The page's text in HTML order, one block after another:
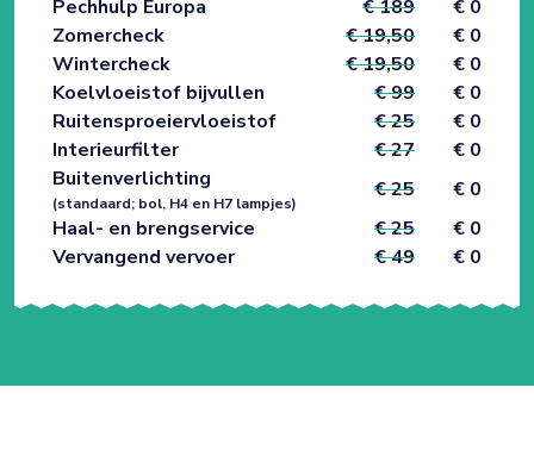
Pechhulp Europa € 189
€ 0
Zomercheck
€ 19,50
€ 0
Wintercheck
€ 19,50
€ 0
Koelvloeistof bijvullen
€ 99
€ 0
Ruitensproeiervloeistof
€ 25
€ 0
Interieurfilter
€ 27
€ 0
Buitenverlichting
(standaard; bol, H4 en H7 lampjes)
€ 25
€ 0
Haal- en brengservice
€ 25
€ 0
Vervangend vervoer
€ 49 € 0